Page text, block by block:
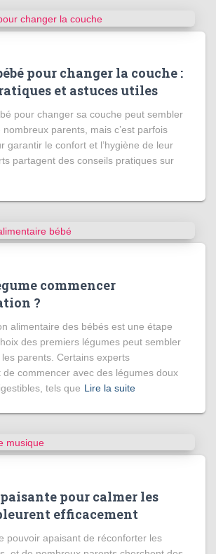
pour changer la couche :
et astuces utiles
pour changer sa couche peut sembler
parents, mais c’est parfois
garantir le confort et l’hygiène de leur
partagent des conseils pratiques sur
commencer
?
alimentaire des bébés est une étape
des premiers légumes peut sembler
parents. Certains experts
de commencer avec des légumes doux
tels que Lire la suite
pour calmer les
efficacement
pouvoir apaisant de réconforter les